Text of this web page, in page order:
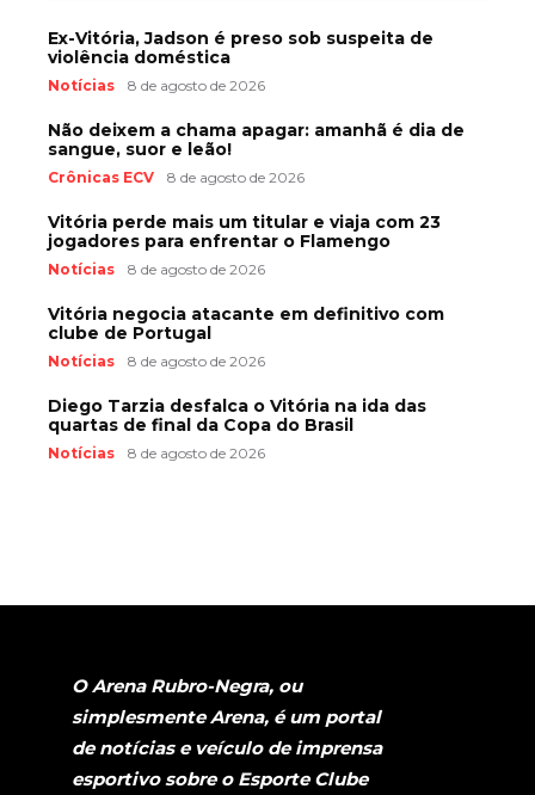
Ex-Vitória, Jadson é preso sob suspeita de
violência doméstica
Notícias 8 de agosto de 2026
Não deixem a chama apagar: amanhã é dia de
sangue, suor e leão!
Crônicas ECV 8 de agosto de 2026
Vitória perde mais um titular e viaja com 23
jogadores para enfrentar o Flamengo
Notícias 8 de agosto de 2026
Vitória negocia atacante em definitivo com
clube de Portugal
Notícias 8 de agosto de 2026
Diego Tarzia desfalca o Vitória na ida das
quartas de final da Copa do Brasil
Notícias 8 de agosto de 2026
O Arena Rubro-Negra, ou
simplesmente Arena, é um portal
de notícias e veículo de imprensa
esportivo sobre o Esporte Clube